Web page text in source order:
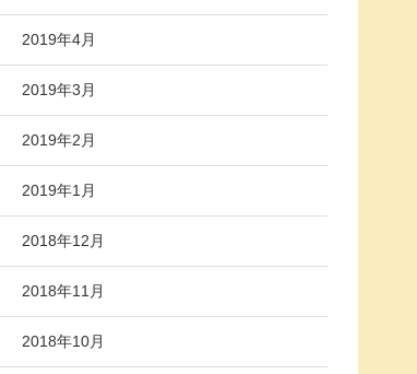
2019年4月
2019年3月
2019年2月
2019年1月
2018年12月
2018年11月
2018年10月